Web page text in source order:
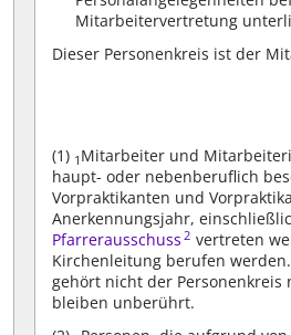
Mitarbeitervertretung
Dieser Personenkreis ist der
(1) 1 Mitarbeiter und
haupt- oder nebenberuflich
Vorpraktikanten und
Anerkennungsjahr,
Pfarrerausschuss 2 vertreten
Kirchenleitung berufen werden.
gehört nicht der Personenkreis
bleiben unberührt.